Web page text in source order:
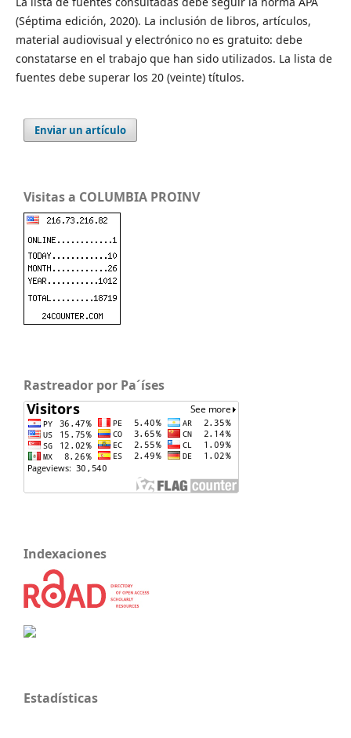
(Séptima edición, 2020). La inclusión de libros, artículos,
material audiovisual y electrónico no es gratuito: debe
constatarse en el trabajo que han sido utilizados. La lista de
fuentes debe superar los 20 (veinte) títulos.
Enviar un artículo
Visitas a COLUMBIA PROINV
Rastreador por Pa´íses
Indexaciones
Estadísticas